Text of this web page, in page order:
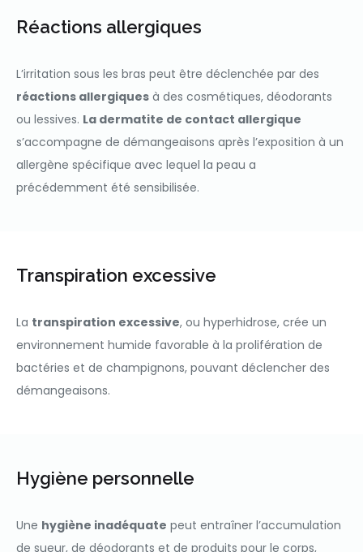
Réactions allergiques
L’irritation sous les bras peut être déclenchée par des
réactions allergiques à des cosmétiques, déodorants
ou lessives. La dermatite de contact allergique
s’accompagne de démangeaisons après l’exposition à un
allergène spécifique avec lequel la peau a
précédemment été sensibilisée.
Transpiration excessive
La transpiration excessive, ou hyperhidrose, crée un
environnement humide favorable à la prolifération de
bactéries et de champignons, pouvant déclencher des
démangeaisons.
Hygiène personnelle
Une hygiène inadéquate peut entraîner l’accumulation
de sueur, de déodorants et de produits pour le corps,